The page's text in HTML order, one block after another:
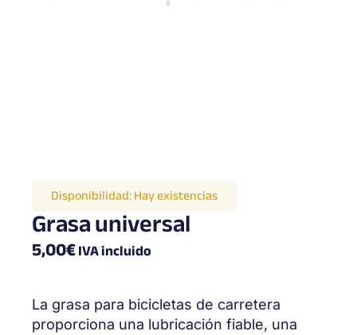
Disponibilidad:Hay existencias
Grasa universal
5,00€IVA incluido
La grasa para bicicletas de carretera
proporciona una lubricación fiable, una